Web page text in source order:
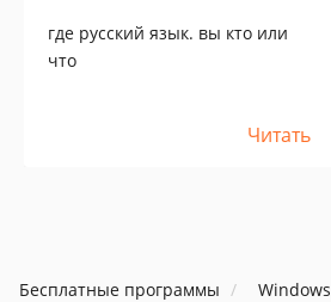
где русский язык. вы кто или
что
Читать
Бесплатные программы Windows